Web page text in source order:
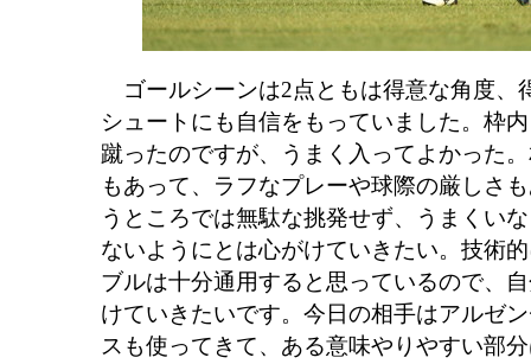
ゴールシーンは2点ともは得意な角度、
シュートにも自信をもっていました。枠
蹴ったのですが、うまく入ってよかった
もあって、ラフなプレーや球際の厳しさ
うところでは無駄な挑発せず、うまくい
ないようにとは心がけていきたい。技術
ブルは十分通用すると思っているので、
けていきたいです。今日の相手はアルゼ
スも使ってきて、ある意味やりやすい部